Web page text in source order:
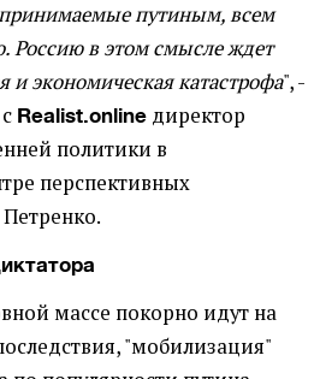
путиным, всем
Россию в этом смысле ждет
и экономическая катастрофа", -
Realist.online директор
политики в
перспективных
массе покорно идут на
"мобилизация"